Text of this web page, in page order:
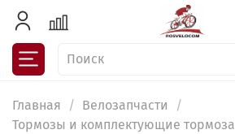
Главная
Велозапчасти
Тормозы и комплектующие тормоза